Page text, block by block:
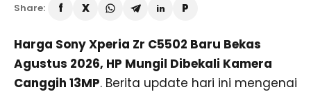
Share:
Harga Sony Xperia Zr C5502 Baru Bekas
Agustus 2026, HP Mungil Dibekali Kamera
Canggih 13MP. Berita update hari ini mengenai